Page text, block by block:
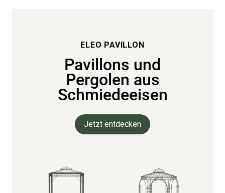
ELEO PAVILLON
Pavillons und
Pergolen aus
Schmiedeeisen
Jetzt entdecken